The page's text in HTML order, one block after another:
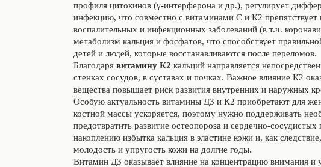
профиля цитокинов (γ-интерферона и др.), регулирует
инфекцию, что совместно с витаминами С и К2
воспалительных и инфекционных заболеваний (в т.ч.
метаболизм кальция и фосфатов, что способствует
детей и людей, которые восстанавливаются после переломов.
Благодаря витамину К2 кальций направляется
стенках сосудов, в суставах и почках. Важное влияние К2
вещества повышает риск развития внутренних и наружных
Особую актуальность витамины Д3 и К2 приобретают для
костной массы ускоряется, поэтому нужно поддерживать
предотвратить развитие остеопороза и сердечно-
накоплению избытка кальция в эластине кожи и, как
молодость и упругость кожи на долгие годы.
Витамин Д3 оказывает влияние на концентрацию внимания